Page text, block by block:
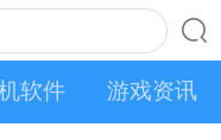
软件 游戏资讯